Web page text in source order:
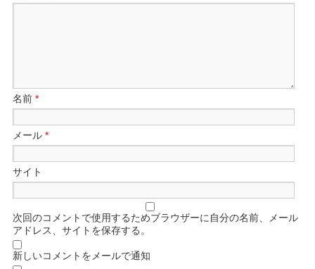
名前*
メール*
サイト
次回のコメントで使用するためブラウザーに自分の名前、メール
アドレス、サイトを保存する。
新しいコメントをメールで通知